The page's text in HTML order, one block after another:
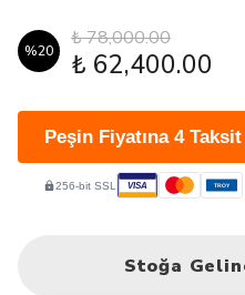
%20
₺ 78,000.00
₺ 62,400.00
Peşin Fiyatına 4 Taksit
256-bit SSL VISA TROY
Stoğa